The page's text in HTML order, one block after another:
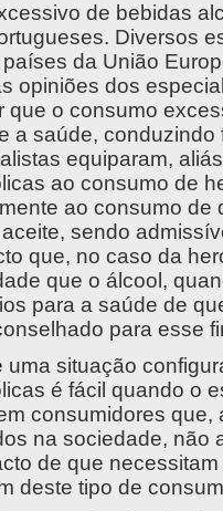
de bebidas
Diversos
da União
opiniões dos
que o consumo
a saúde,
equiparam,
ao consumo de
ao consumo de
sendo
que, no caso da
que o álcool,
para a saúde de
para esse
uma situação
é fácil quando o
consumidores
na sociedade, não
de que
deste tipo de